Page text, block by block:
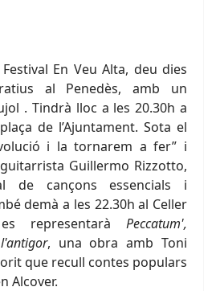
En Veu Alta, deu dies
al Penedès, amb un
. Tindrà lloc a les 20.30h a
de l’Ajuntament. Sota el
i la tornarem a fer” i
Guillermo Rizzotto,
de cançons essencials i
demà a les 22.30h al Celler
representarà Peccatum',
, una obra amb Toni
que recull contes populars
Alcover.